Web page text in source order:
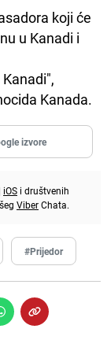
koji će
u Kanadi i
Kanada.
izvore
iOS i društvenih
ViberChata.
#Prijedor